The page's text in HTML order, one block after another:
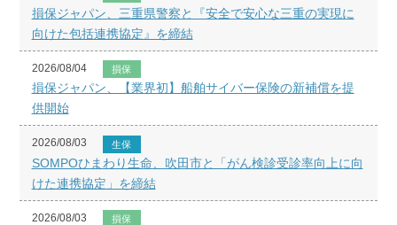
損保ジャパン、三重県警察と『安全で安心な三重の実現に
向けた包括連携協定』を締結
2026/08/04 損保
損保ジャパン、【業界初】船舶サイバー保険の新補償を提
供開始
2026/08/03 生保
SOMPOひまわり生命、吹田市と「がん検診受診率向上に向
けた連携協定」を締結
2026/08/03 損保